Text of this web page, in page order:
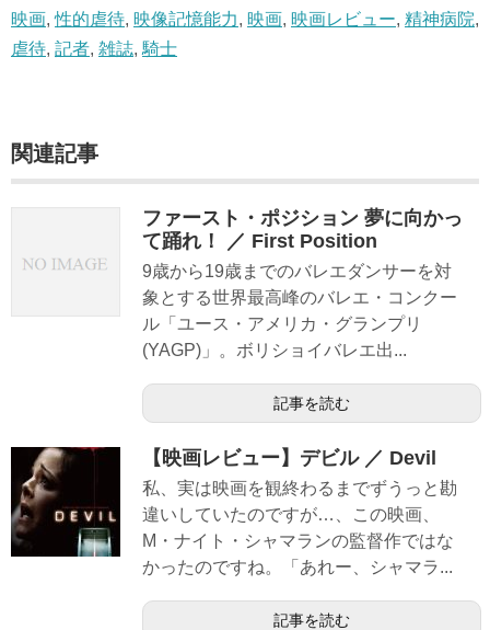
映画,性的虐待, 映像記憶能力, 映画, 映画レビュー, 精神病院,
虐待, 記者, 雑誌, 騎士
関連記事
ファースト・ポジション 夢に向かっ
て踊れ！ ／ First Position
9歳から19歳までのバレエダンサーを対
象とする世界最高峰のバレエ・コンクー
ル「ユース・アメリカ・グランプリ
(YAGP)」。ボリショイバレエ出...
記事を読む
【映画レビュー】デビル ／ Devil
私、実は映画を観終わるまでずうっと勘
違いしていたのですが…、この映画、
M・ナイト・シャマランの監督作ではな
かったのですね。「あれー、シャマラ...
記事を読む